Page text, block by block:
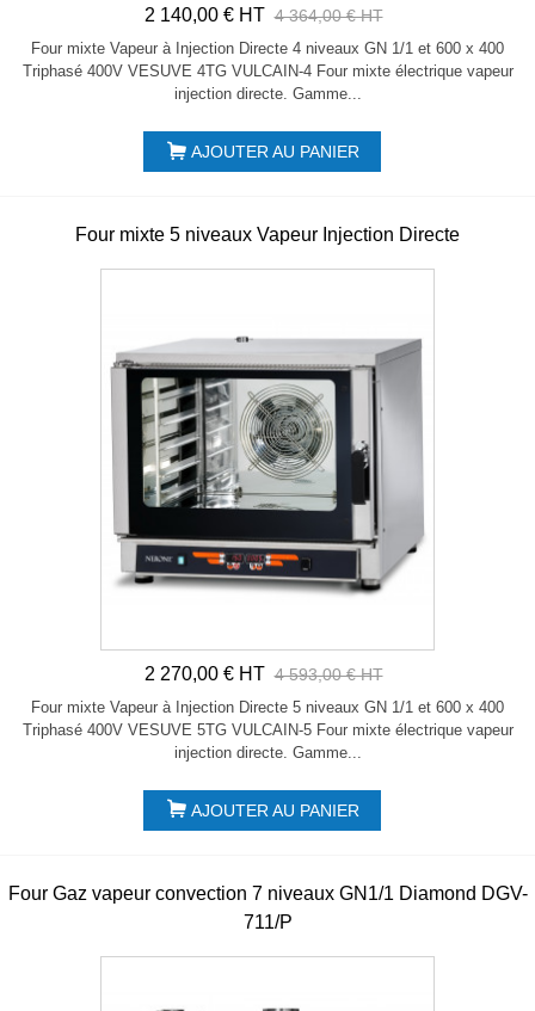
2 140,00 € HT 4 364,00 € HT
Four mixte Vapeur à Injection Directe 4 niveaux GN 1/1 et 600 x 400
Triphasé 400V VESUVE 4TG VULCAIN-4 Four mixte électrique vapeur
injection directe. Gamme...
AJOUTER AU PANIER
Four mixte 5 niveaux Vapeur Injection Directe
2 270,00 € HT 4 593,00 € HT
Four mixte Vapeur à Injection Directe 5 niveaux GN 1/1 et 600 x 400
Triphasé 400V VESUVE 5TG VULCAIN-5 Four mixte électrique vapeur
injection directe. Gamme...
AJOUTER AU PANIER
Four Gaz vapeur convection 7 niveaux GN1/1 Diamond DGV-
711/P